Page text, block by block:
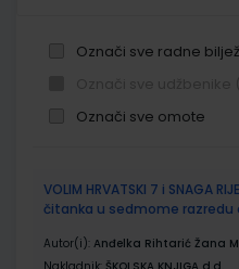
Označi sve radne
Označi sve omote
proizvodi
VOLIM HRVATSKI 7 i SNAGA
čitanka u sedmome razredu
Autor(i): Anđelka Rihtarić Žana